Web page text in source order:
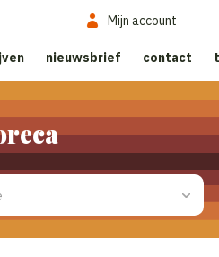
Mijn account
nieuwsbrief contact